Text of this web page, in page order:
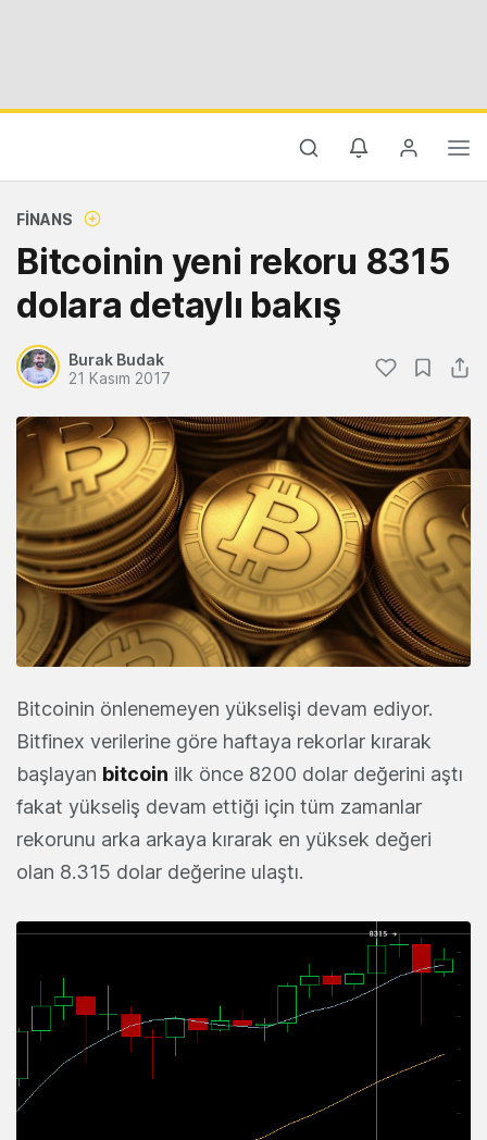
FINANS
Bitcoinin yeni rekoru 8315
dolara detaylı bakış
Burak Budak
21 Kasım 2017
Bitcoinin önlenemeyen yükselişi devam ediyor.
Bitfinex verilerine göre haftaya rekorlar kırarak
başlayan bitcoin ilk önce 8200 dolar değerini aştı
fakat yükseliş devam ettiği için tüm zamanlar
rekorunu arka arkaya kırarak en yüksek değeri
olan 8.315 dolar değerine ulaştı.